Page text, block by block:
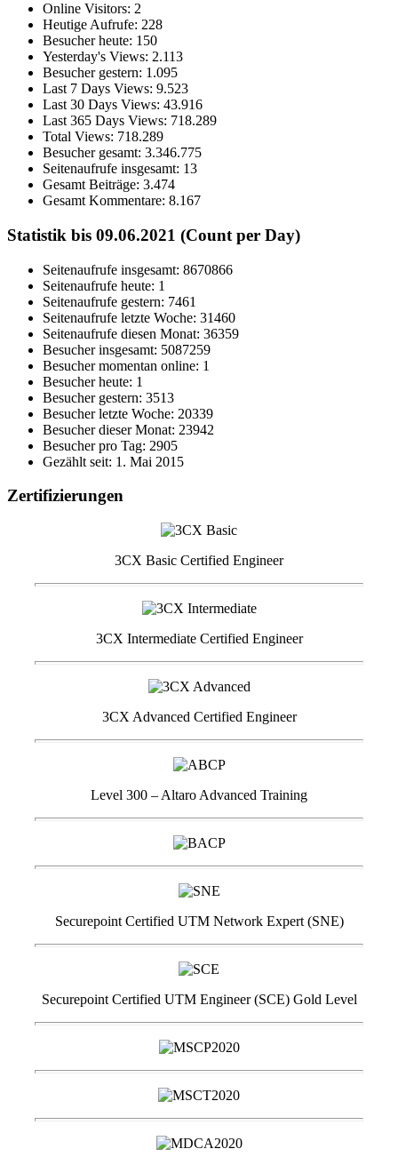
Online Visitors: 2
Heutige Aufrufe: 228
Besucher heute: 150
Yesterday's Views: 2.113
Besucher gestern: 1.095
Last 7 Days Views: 9.523
Last 30 Days Views: 43.916
Last 365 Days Views: 718.289
Total Views: 718.289
Besucher gesamt: 3.346.775
Seitenaufrufe insgesamt: 13
Gesamt Beiträge: 3.474
Gesamt Kommentare: 8.167
Statistik bis 09.06.2021 (Count per Day)
Seitenaufrufe insgesamt: 8670866
Seitenaufrufe heute: 1
Seitenaufrufe gestern: 7461
Seitenaufrufe letzte Woche: 31460
Seitenaufrufe diesen Monat: 36359
Besucher insgesamt: 5087259
Besucher momentan online: 1
Besucher heute: 1
Besucher gestern: 3513
Besucher letzte Woche: 20339
Besucher dieser Monat: 23942
Besucher pro Tag: 2905
Gezählt seit: 1. Mai 2015
Zertifizierungen
3CX Basic Certified Engineer
3CX Intermediate Certified Engineer
3CX Advanced Certified Engineer
Level 300 – Altaro Advanced Training
Securepoint Certified UTM Network Expert (SNE)
Securepoint Certified UTM Engineer (SCE) Gold Level